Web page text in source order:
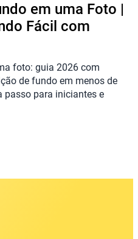
em uma Foto |
Fácil com
foto: guia 2026 com
de fundo em menos de
passo para iniciantes e